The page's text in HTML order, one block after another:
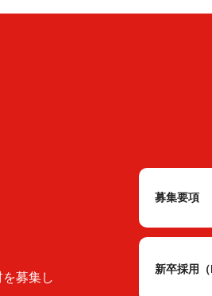
募集し
募集要項
新卒採用（